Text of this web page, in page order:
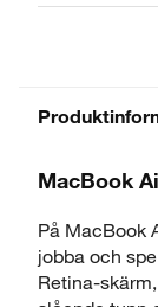
MacBook
På MacBook
jobba och
Retina-